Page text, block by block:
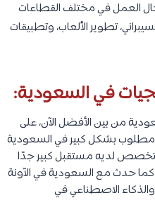
العمل في مختلف القطاعات
تطوير الألعاب، وتطبيقات
في السعودية:
من بين الأفضل الآن، على
بشكل كبير في السعودية
لديه مستقبل كبير جدًا
كما حدث مع السعودية في الآونة
والذكاء الاصطناعي في